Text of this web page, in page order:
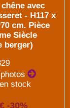
avec
- H117 x
cm. Pièce
Siècle
berger)
stock
-30%